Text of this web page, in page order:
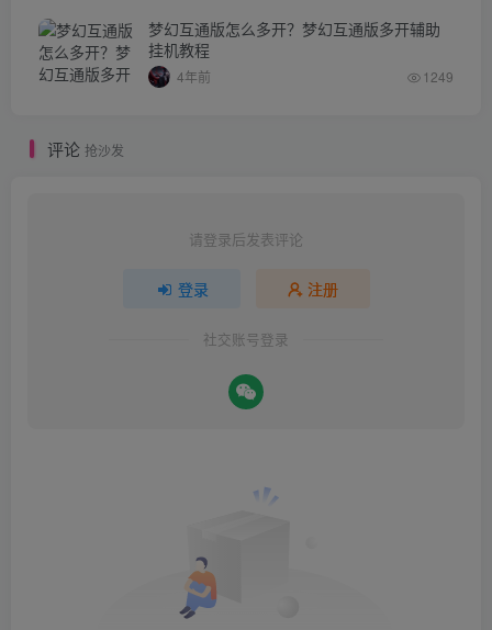
梦幻互通版怎么多开？梦幻互通版多开辅助
挂机教程
4年前 1249
评论 抢沙发
请登录后发表评论
登录 注册
社交账号登录